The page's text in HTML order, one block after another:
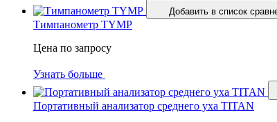
Добавить в список
Тимпанометр TYMP
Цена по запросу
Узнать больше
Портативный анализатор среднего уха TITAN